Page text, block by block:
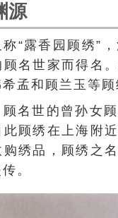
源
称“露香园顾绣”
名世家而得名
孟和顾兰玉等顾
顾名世的曾孙女
顾绣在上海附
绣品，顾绣之
。